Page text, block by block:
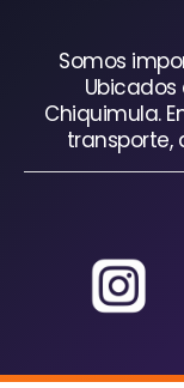
Somos
Ubicados
Chiquimula.
transporte,